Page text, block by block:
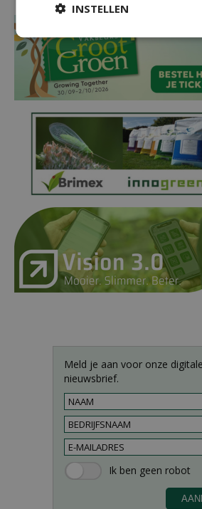
Meld je aan voor onze digitale
nieuwsbrief.
INSTELLEN